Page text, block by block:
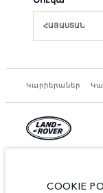
ՀԱՅԱՍՏԱՆ
Կարիերաներ
COOKIE